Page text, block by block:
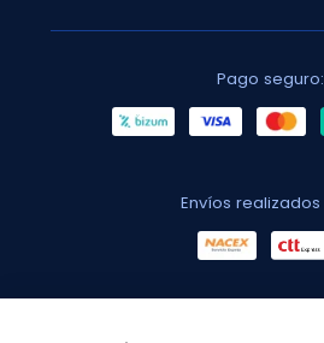
Pago seguro:
Envíos realizados